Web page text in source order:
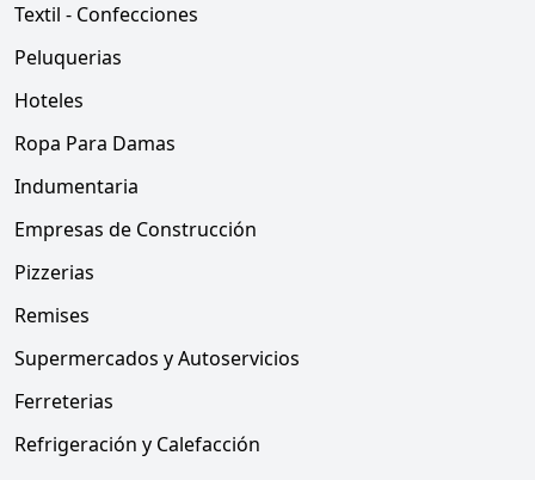
Textil - Confecciones
Peluquerias
Hoteles
Ropa Para Damas
Indumentaria
Empresas de Construcción
Pizzerias
Remises
Supermercados y Autoservicios
Ferreterias
Refrigeración y Calefacción